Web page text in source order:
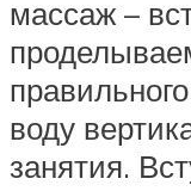
массаж –
воду
занятия.